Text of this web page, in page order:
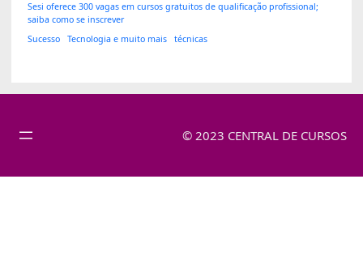
Sesi oferece 300 vagas em cursos gratuitos de qualificação profissional;
saiba como se inscrever
Sucesso
Tecnologia e muito mais técnicas
© 2023 CENTRAL DE CURSOS